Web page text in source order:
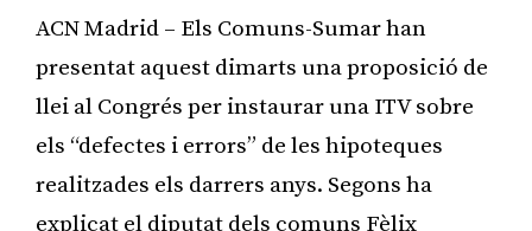
ACN Madrid – Els Comuns-Sumar han
presentat aquest dimarts una proposició de
llei al Congrés per instaurar una ITV sobre
els “defectes i errors” de les hipoteques
realitzades els darrers anys. Segons ha
explicat el diputat dels comuns Fèlix